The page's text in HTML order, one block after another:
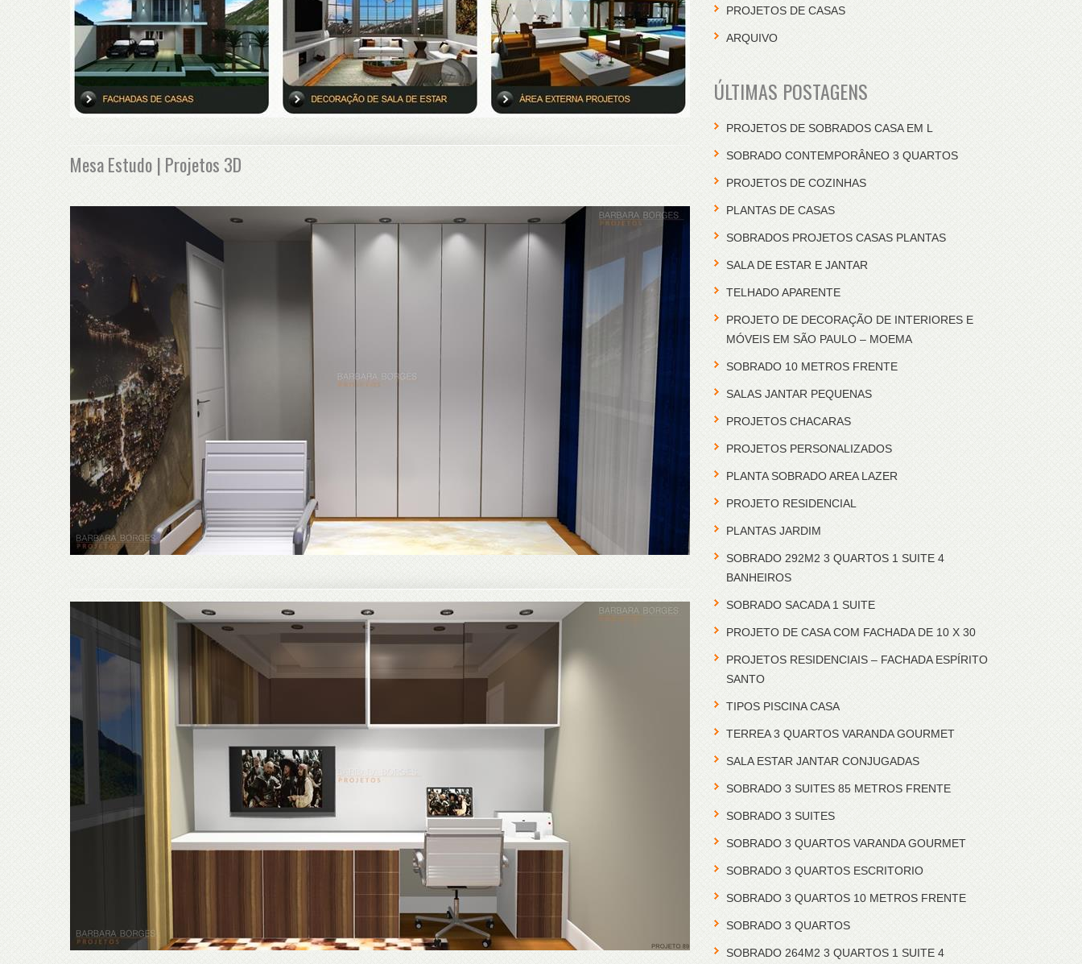
Mesa Estudo | Projetos 3D
PROJETOS DE CASAS
ARQUIVO
ÚLTIMAS POSTAGENS
PROJETOS DE SOBRADOS CASA EM L
SOBRADO CONTEMPORÂNEO 3 QUARTOS
PROJETOS DE COZINHAS
PLANTAS DE CASAS
SOBRADOS PROJETOS CASAS PLANTAS
SALA DE ESTAR E JANTAR
TELHADO APARENTE
PROJETO DE DECORAÇÃO DE INTERIORES E
MÓVEIS EM SÃO PAULO – MOEMA
SOBRADO 10 METROS FRENTE
SALAS JANTAR PEQUENAS
PROJETOS CHACARAS
PROJETOS PERSONALIZADOS
PLANTA SOBRADO AREA LAZER
PROJETO RESIDENCIAL
PLANTAS JARDIM
SOBRADO 292M2 3 QUARTOS 1 SUITE 4
BANHEIROS
SOBRADO SACADA 1 SUITE
PROJETO DE CASA COM FACHADA DE 10 X 30
PROJETOS RESIDENCIAIS – FACHADA ESPÍRITO
SANTO
TIPOS PISCINA CASA
TERREA 3 QUARTOS VARANDA GOURMET
SALA ESTAR JANTAR CONJUGADAS
SOBRADO 3 SUITES 85 METROS FRENTE
SOBRADO 3 SUITES
SOBRADO 3 QUARTOS VARANDA GOURMET
SOBRADO 3 QUARTOS ESCRITORIO
SOBRADO 3 QUARTOS 10 METROS FRENTE
SOBRADO 3 QUARTOS
SOBRADO 264M2 3 QUARTOS 1 SUITE 4